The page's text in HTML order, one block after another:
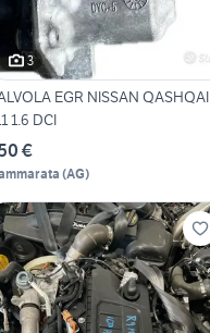
3
EGR NISSAN QASHQAI
1.6 DCI
€
(AG)